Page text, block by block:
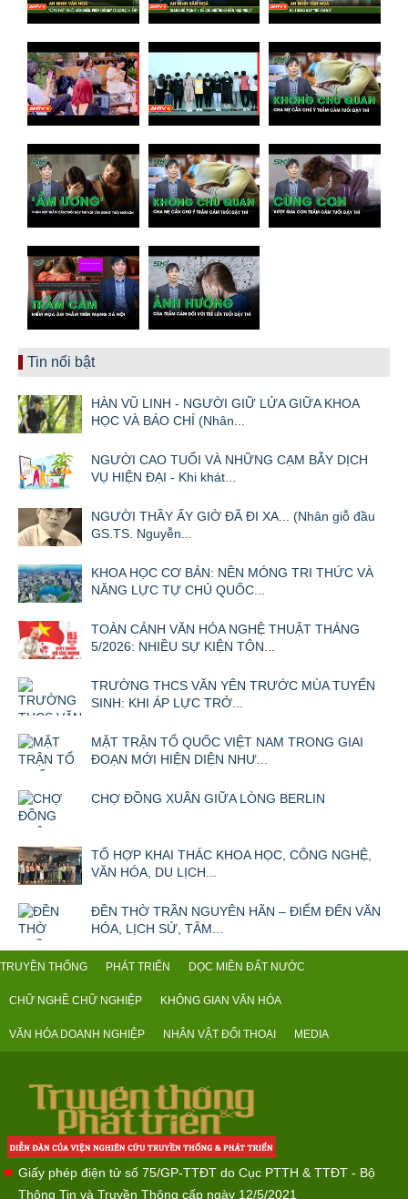
Tin nổi bật
HÀN VŨ LINH - NGƯỜI GIỮ LỬA GIỮA KHOA
HỌC VÀ BÁO CHÍ (Nhân...
NGƯỜI CAO TUỔI VÀ NHỮNG CẠM BẪY DỊCH
VỤ HIỆN ĐẠI - Khi khát...
NGƯỜI THẦY ẤY GIỜ ĐÃ ĐI XA... (Nhân giỗ đầu
GS.TS. Nguyễn...
KHOA HỌC CƠ BẢN: NỀN MÓNG TRI THỨC VÀ
NĂNG LỰC TỰ CHỦ QUỐC...
TOÀN CẢNH VĂN HÓA NGHỆ THUẬT THÁNG
5/2026: NHIỀU SỰ KIỆN TÔN...
TRƯỜNG THCS VĂN YÊN TRƯỚC MÙA TUYỂN
SINH: KHI ÁP LỰC TRỞ...
MẶT TRẬN TỔ QUỐC VIỆT NAM TRONG GIAI
ĐOẠN MỚI HIỆN DIỆN NHƯ...
CHỢ ĐỒNG XUÂN GIỮA LÒNG BERLIN
TỔ HỢP KHAI THÁC KHOA HỌC, CÔNG NGHỆ,
VĂN HÓA, DU LỊCH...
ĐỀN THỜ TRẦN NGUYÊN HÃN – ĐIỂM ĐẾN VĂN
HÓA, LỊCH SỬ, TÂM...
TRUYỀN THỐNG PHÁT TRIỂN DỌC MIỀN ĐẤT NƯỚC
CHỮ NGHỀ CHỮ NGHIỆP KHÔNG GIAN VĂN HÓA
VĂN HÓA DOANH NGHIỆP NHÂN VẬT ĐỐI THOẠI MEDIA
Giấy phép điện tử số 75/GP-TTĐT do Cục PTTH & TTĐT - Bộ
Thông Tin và Truyền Thông cấp ngày 12/5/2021